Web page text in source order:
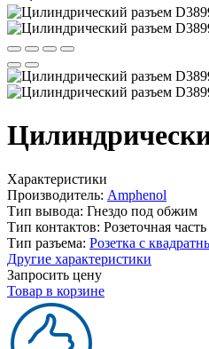
Характеристики
Производитель: Amphenol
Тип вывода: Гнездо под обжим
Тип контактов: Розеточная часть
Тип разъема: Розетка с
Другие характеристики
Запросить цену
Товар в корзине